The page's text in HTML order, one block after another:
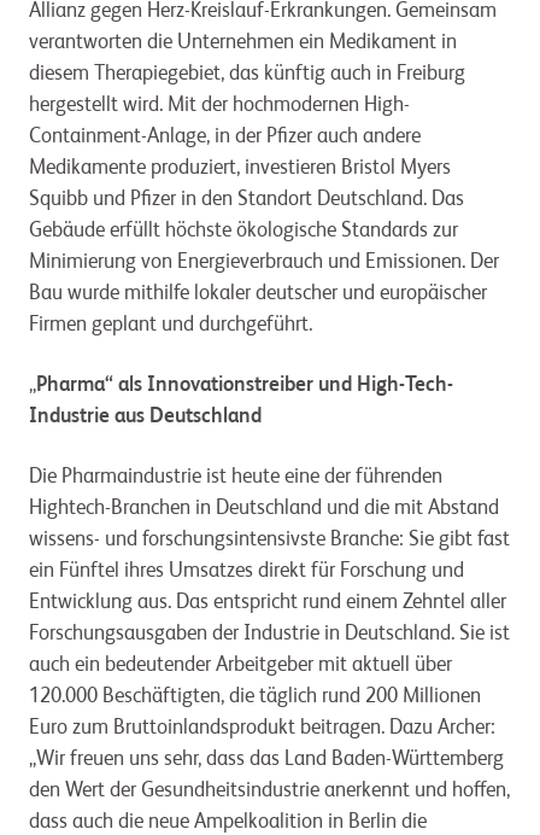
Allianz gegen Herz-Kreislauf-Erkrankungen. Gemeinsam
verantworten die Unternehmen ein Medikament in
diesem Therapiegebiet, das künftig auch in Freiburg
hergestellt wird. Mit der hochmodernen High-
Containment-Anlage, in der Pfizer auch andere
Medikamente produziert, investieren Bristol Myers
Squibb und Pfizer in den Standort Deutschland. Das
Gebäude erfüllt höchste ökologische Standards zur
Minimierung von Energieverbrauch und Emissionen. Der
Bau wurde mithilfe lokaler deutscher und europäischer
Firmen geplant und durchgeführt.
„Pharma“ als Innovationstreiber und High-Tech-
Industrie aus Deutschland
Die Pharmaindustrie ist heute eine der führenden
Hightech-Branchen in Deutschland und die mit Abstand
wissens- und forschungsintensivste Branche: Sie gibt fast
ein Fünftel ihres Umsatzes direkt für Forschung und
Entwicklung aus. Das entspricht rund einem Zehntel aller
Forschungsausgaben der Industrie in Deutschland. Sie ist
auch ein bedeutender Arbeitgeber mit aktuell über
120.000 Beschäftigten, die täglich rund 200 Millionen
Euro zum Bruttoinlandsprodukt beitragen. Dazu Archer:
„Wir freuen uns sehr, dass das Land Baden-Württemberg
den Wert der Gesundheitsindustrie anerkennt und hoffen,
dass auch die neue Ampelkoalition in Berlin die